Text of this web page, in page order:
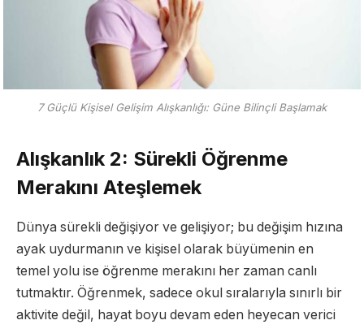
7 Güçlü Kişisel Gelişim Alışkanlığı: Güne Bilinçli Başlamak
Alışkanlık 2: Sürekli Öğrenme
Merakını Ateşlemek
Dünya sürekli değişiyor ve gelişiyor; bu değişim hızına
ayak uydurmanın ve kişisel olarak büyümenin en
temel yolu ise öğrenme merakını her zaman canlı
tutmaktır. Öğrenmek, sadece okul sıralarıyla sınırlı bir
aktivite değil, hayat boyu devam eden heyecan verici